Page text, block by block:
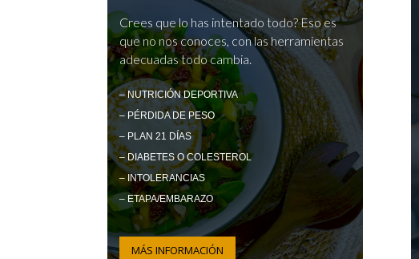
Crees que lo has intentado todo? Eso es
que no nos conoces, con las herramientas
adecuadas todo cambia.
– NUTRICIÓN DEPORTIVA
– PÉRDIDA DE PESO
– PLAN 21 DÍAS
– DIABETES O COLESTEROL
– INTOLERANCIAS
– ETAPA/EMBARAZO
MÁS INFORMACIÓN